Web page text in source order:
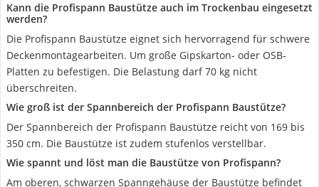
Kann die Profispann Baustütze auch im Trockenbau eingesetzt
werden?
Die Profispann Baustütze eignet sich hervorragend für schwere
Deckenmontagearbeiten. Um große Gipskarton- oder OSB-
Platten zu befestigen. Die Belastung darf 70 kg nicht
überschreiten.
Wie groß ist der Spannbereich der Profispann Baustütze?
Der Spannbereich der Profispann Baustütze reicht von 169 bis
350 cm. Die Baustütze ist zudem stufenlos verstellbar.
Wie spannt und löst man die Baustütze von Profispann?
Am oberen, schwarzen Spanngehäuse der Baustütze befindet